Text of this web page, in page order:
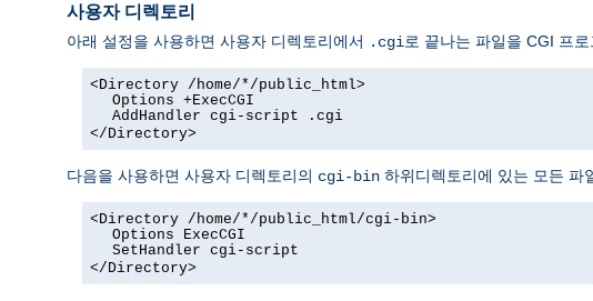
사용자 디렉토리
아래 설정을 사용하면 사용자 디렉토리에서 .cgi로 끝나는 파일을 CGI 프
<Directory /home/*/public_html>
Options +ExecCGI
AddHandler cgi-script .cgi
</Directory>
다음을 사용하면 사용자 디렉토리의 cgi-bin 하위디렉토리에 있는 모든 파
<Directory /home/*/public_html/cgi-bin>
Options ExecCGI
SetHandler cgi-script
</Directory>